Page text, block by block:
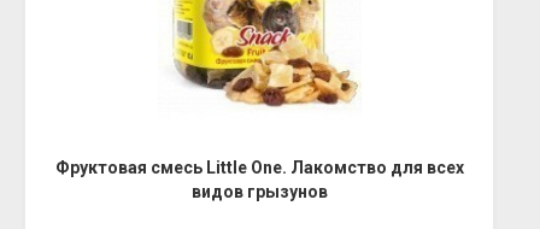
Фруктовая смесь Little One. Лакомство для всех
видов грызунов